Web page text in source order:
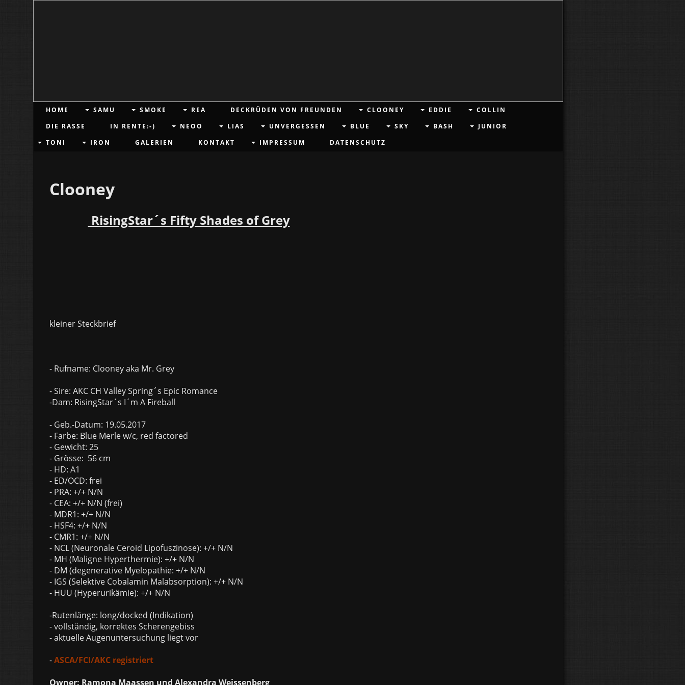
HOME SAMU SMOKE REA DECKRÜDEN VON FREUNDEN CLOONEY EDDIE
COLLIN
DIE RASSE
IN RENTE:-) NEOO LIAS UNVERGESSEN BLUE SKY BASH
JUNIOR
TONI
IRON GALERIEN KONTAKT IMPRESSUM DATENSCHUTZ
Clooney
RisingStar´s Fifty Shades of Grey
kleiner Steckbrief
- Rufname: Clooney aka Mr. Grey
- Sire: AKC CH Valley Spring´s Epic Romance
-Dam: RisingStar´s I´m A Fireball
- Geb.-Datum: 19.05.2017
- Farbe: Blue Merle w/c, red factored
- Gewicht: 25
- Grösse: 56 cm
- HD: A1
- ED/OCD: frei
- PRA: +/+ N/N
- CEA: +/+ N/N (frei)
- MDR1: +/+ N/N
- HSF4: +/+ N/N
- CMR1: +/+ N/N
- NCL (Neuronale Ceroid Lipofuszinose): +/+ N/N
- MH (Maligne Hyperthermie): +/+ N/N
- DM (degenerative Myelopathie: +/+ N/N
- IGS (Selektive Cobalamin Malabsorption): +/+ N/N
- HUU (Hyperurikämie): +/+ N/N
-Rutenlänge: long/docked (Indikation)
- vollständig, korrektes Scherengebiss
- aktuelle Augenuntersuchung liegt vor
-ASCA/FCI/AKC registriert
Owner: Ramona Maassen und Alexandra Weissenberg